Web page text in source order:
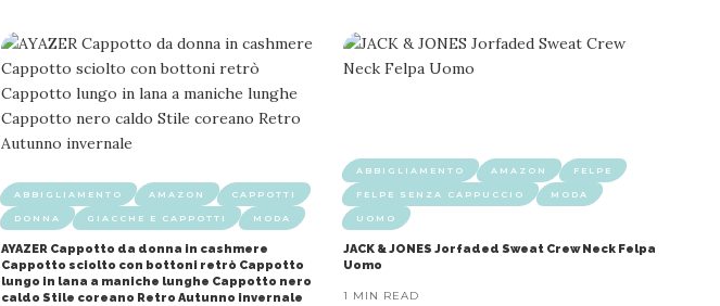
ABBIGLIAMENTO AMAZON CAPPOTTI
DONNA GIACCHE E CAPPOTTI MODA
AYAZER Cappotto da donna in cashmere
Cappotto sciolto con bottoni retrò Cappotto
lungo in lana a maniche lunghe Cappotto nero
caldo Stile coreano Retro Autunno invernale
ABBIGLIAMENTO AMAZON FELPE
FELPE SENZA CAPPUCCIO MODA
UOMO
JACK & JONES Jorfaded Sweat Crew Neck Felpa
Uomo
1 MIN READ